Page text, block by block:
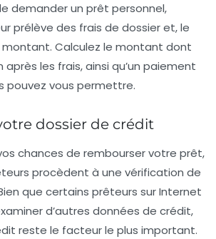
demander un prêt personnel,
prélève des frais de dossier et, le
Calculez le montant dont
après les frais, ainsi qu’un paiement
pouvez vous permettre.
dossier de crédit
chances de rembourser votre prêt,
procèdent à une vérification de
que certains prêteurs sur Internet
d’autres données de crédit,
reste le facteur le plus important.